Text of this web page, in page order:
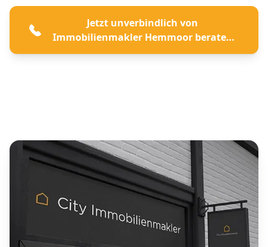
Jetzt unverbindlich von
Immobilienmakler Hemmoor beraten
lassen